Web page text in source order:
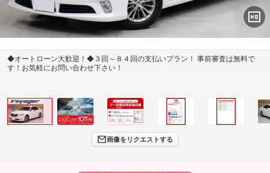
◆オートローン大歓迎！◆３回～８４回の支払いプラン！ 事前審査は無料で
す！お気軽にお問い合わせ下さい！
画像をリクエストする